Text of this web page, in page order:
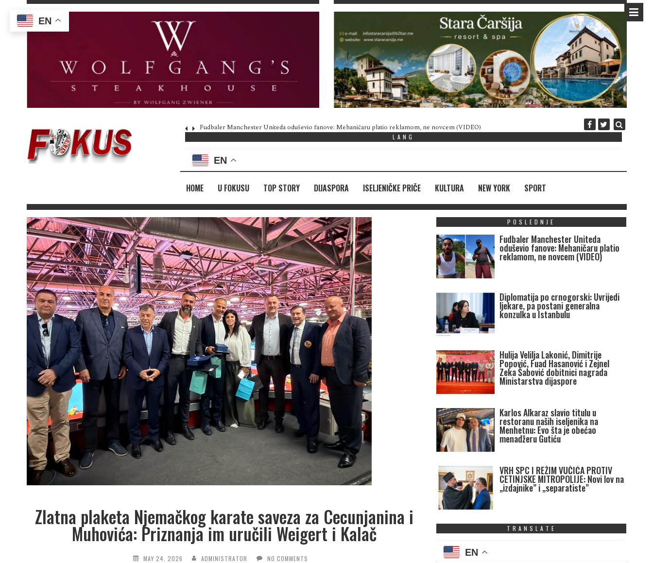
Fudbaler Manchester Uniteda oduševio fanove: Mehaničaru platio reklamom, ne novcem (VIDEO) Diplomatija po
LANG
EN
HOME U FOKUSU TOP STORY DIJASPORA ISELJENIČKE PRIČE KULTURA NEW YORK SPORT
Zlatna plaketa Njemačkog karate saveza za Cecunjanina i
Muhovića: Priznanja im uručili Weigert i Kalač
MAY 24, 2026 ADMINISTRATOR NO COMMENTS
POSLEDNJE
Fudbaler Manchester Uniteda
oduševio fanove: Mehaničaru platio
reklamom, ne novcem (VIDEO)
Diplomatija po crnogorski: Uvrijedi
ljekare, pa postani generalna
konzulka u Istanbulu
Hulija Velilja Lakonić, Dimitrije
Popović, Fuad Hasanović i Zejnel
Zeka Šabović dobitnici nagrada
Ministarstva dijaspore
Karlos Alkaraz slavio titulu u
restoranu naših iseljenika na
Menhetnu: Evo šta je obećao
menadžeru Gutiću
VRH SPC I REŽIM VUČIĆA PROTIV
CETINJSKE MITROPOLIJE: Novi lov na
„izdajnike” i „separatiste”
TRANSLATE
EN
EN